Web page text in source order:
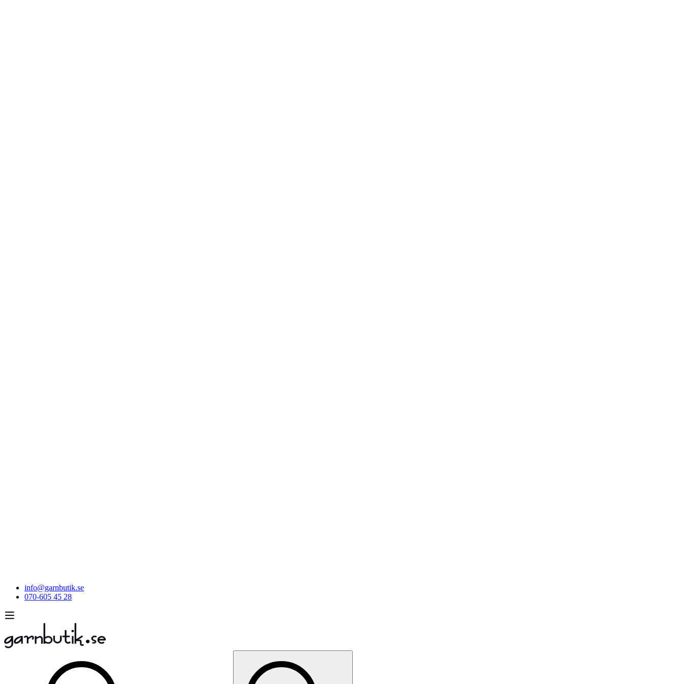
info@garnbutik.se
070-605 45 28